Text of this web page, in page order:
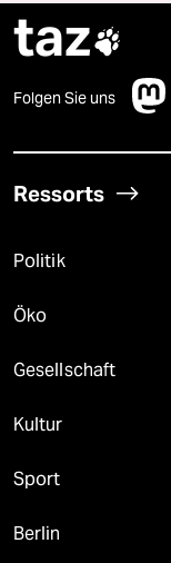
taz
Folgen Sie uns
Ressorts
Politik
Öko
Gesellschaft
Kultur
Sport
Berlin